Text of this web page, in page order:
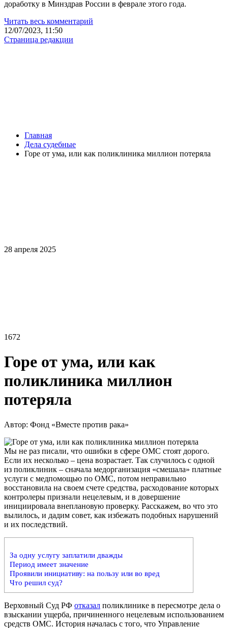
доработку в Минздрав России в феврале этого года.
Читать весь комментарий
12/07/2023, 11:50
Страница редакции
Главная
Дела судебные
Горе от ума, или как поликлиника миллион потеряла
28 апреля 2025
1672
Горе от ума, или как
поликлиника миллион
потеряла
Автор: Фонд «Вместе против рака»
Мы не раз писали, что ошибки в сфере ОМС стоят дорого.
Если их несколько – цена возрастает. Так случилось с одной
из поликлиник – сначала медорганизация «смешала» платные
услуги с медпомощью по ОМС, потом неправильно
восстановила на своем счете средства, расходование которых
контролеры признали нецелевым, и в довершение
инициировала внеплановую проверку. Расскажем, во что это
вылилось, и дадим совет, как избежать подобных нарушений
и их последствий.
За одну услугу заплатили дважды
Период имеет значение
Проявили инициативу: на пользу или во вред
Что решил суд?
Верховный Суд РФ отказал поликлинике в пересмотре дела о
взыскании ущерба, причиненного нецелевым использованием
средств ОМС. История началась с того, что Управление